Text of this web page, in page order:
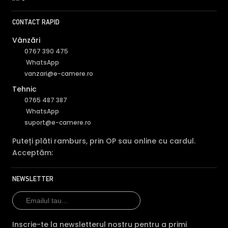
Rezolutie
8 MP 8 MP
8 MP
noaptea
Tehnologie
ANALOGICA
Garantie
Audio
—
Comparatie detaliata:Dahua HAC-HFW1800RP-0280B
vs Dahua HAC-HFW1800TL-A-0360B →
→·Dahua HAC-HFW1800RP-0280B vs Dahua HAC-
CONTACT RAPID
Vânzări
0767 390 475
WhatsApp
vanzari@e-camere.ro
Tehnic
0765 487 387
WhatsApp
suport@e-camere.ro
Puteți plăti ramburs, prin OP sau online cu cardul.
Acceptăm:
NEWSLETTER
Inscrie-te la newsletterul nostru pentru a primi